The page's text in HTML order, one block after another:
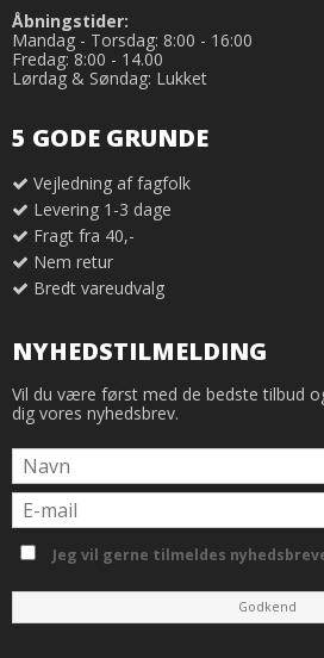
Åbningstider:
Mandag - Torsdag: 8:00 - 16:00
Fredag: 8:00 - 14.00
Lørdag & Søndag: Lukket
5 GODE GRUNDE
Vejledning af fagfolk
Levering 1-3 dage
Fragt fra 40,-
Nem retur
Bredt vareudvalg
NYHEDSTILMELDING
Vil du være først med de bedste tilbud
dig vores nyhedsbrev.
Jeg vil gerne tilmeldes
Godkend